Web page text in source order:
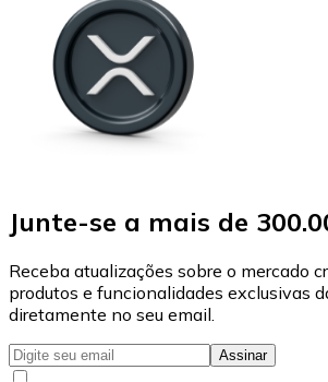
Junte-se a mais de
Receba atualizações sobre o mercado
produtos e funcionalidades exclusivas
diretamente no seu email.
Assinar